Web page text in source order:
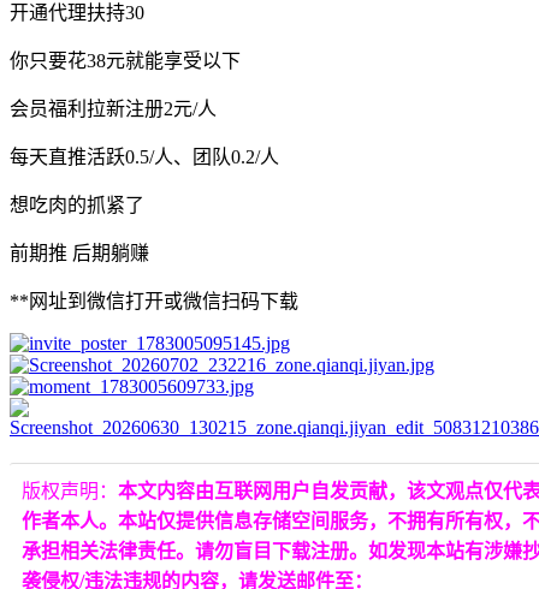
开通代理扶持30
你只要花38元就能享受以下
会员福利拉新注册2元/人
每天直推活跃0.5/人、团队0.2/人
想吃肉的抓紧了
前期推 后期躺赚
**网址到微信打开或微信扫码下载
版权声明： 本文内容由互联网用户自发贡献，该文观点仅代
作者本人。本站仅提供信息存储空间服务，不拥有所有权，
承担相关法律责任。请勿盲目下载注册。如发现本站有涉嫌
袭侵权/违法违规的内容，请发送邮件至：